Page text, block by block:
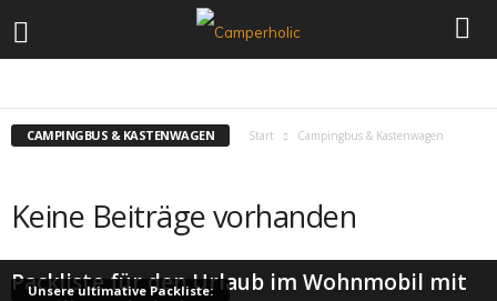
CAMPINGBUS & KASTENWAGEN Start Campingbus & Kastenwagen
Keine Beiträge vorhanden
Unsere ultimative Packliste:
Packliste für den Urlaub im Wohnmobil mit